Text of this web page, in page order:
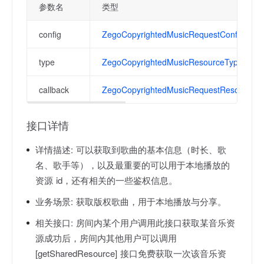
参数名 类型
config ZegoCopyrightedMusicRequestConfig
type ZegoCopyrightedMusicResourceType
callback
接口详情
详情描述: 可以获取到歌曲的基本信息（时长、歌
名、歌手等），以及最重要的可以用于本地播放的
资源 id，还有相关的一些鉴权信息。
业务场景: 获取版权歌曲，用于本地播放与分享。
相关接口: 房间内某个用户调用此接口获取某音乐资
源成功后，房间内其他用户可以调用
[getSharedResource] 接口免费获取一次该音乐资